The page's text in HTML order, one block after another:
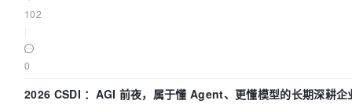
102
0
2026 CSDI ：AGI 前夜，属于懂 Agent、更懂模型的长期深耕企